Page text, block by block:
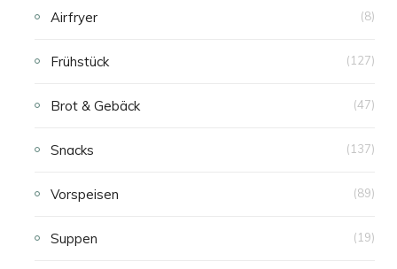
Airfryer (8)
Frühstück (127)
Brot & Gebäck (47)
Snacks (137)
Vorspeisen (89)
Suppen (19)